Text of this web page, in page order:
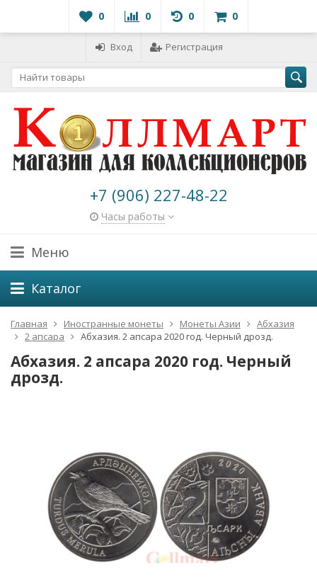
0 0 0 0
Вход Регистрация
+7 (906) 227-48-22
Часы работы
Меню
Каталог
Главная Иностранные монеты Монеты Азии
Абхазия
2 апсара
Абхазия. 2 апсара 2020 год. Черный дрозд.
Абхазия. 2 апсара 2020 год. Черный
дрозд.